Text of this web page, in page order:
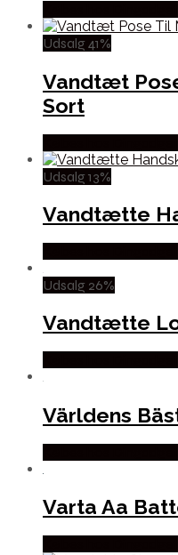
Udsalg 41%
Vandtæt
Sort
Udsalg 13%
Vandtætte
Udsalg 26%
Vandtætte
Världens
Varta Aa